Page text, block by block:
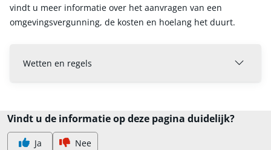
vindt u meer informatie over het aanvragen van een
omgevingsvergunning, de kosten en hoelang het duurt.
Wetten en regels
Vindt u de informatie op deze pagina duidelijk?
Ja Nee